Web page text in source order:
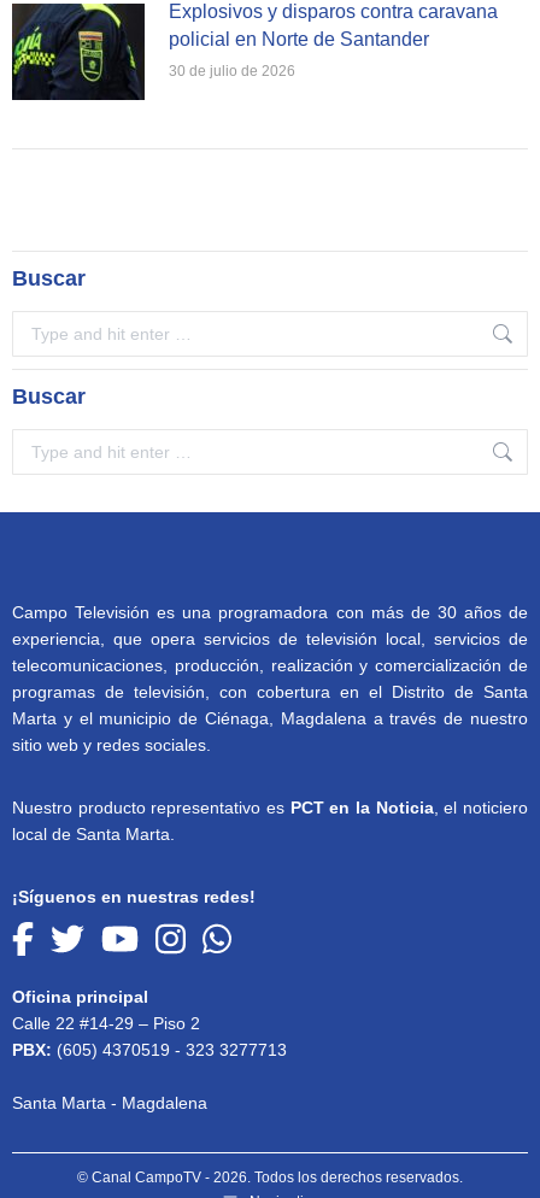
Explosivos y disparos contra caravana
policial en Norte de Santander
30 de julio de 2026
Buscar
Buscar
Campo Televisión es una programadora con más de 30 años de
experiencia, que opera servicios de televisión local, servicios de
telecomunicaciones, producción, realización y comercialización de
programas de televisión, con cobertura en el Distrito de Santa
Marta y el municipio de Ciénaga, Magdalena a través de nuestro
sitio web y redes sociales.
Nuestro producto representativo es PCT en la Noticia, el noticiero
local de Santa Marta.
¡Síguenos en nuestras redes!
Oficina principal
Calle 22 #14-29 – Piso 2
PBX: (605) 4370519 - 323 3277713
Santa Marta - Magdalena
© Canal CampoTV - 2026. Todos los derechos reservados.